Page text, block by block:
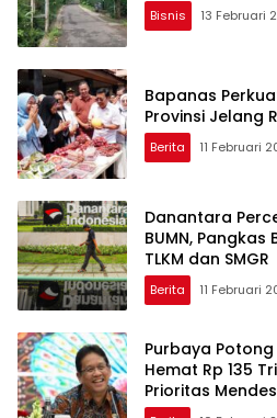
Bisnis 13 Februari
Bapanas
Provinsi Jelang
Berita 11 Februari
Danantara
BUMN,
TLKM dan SMGR
Berita 11 Februari
Purbaya
Hemat Rp 135
Prioritas